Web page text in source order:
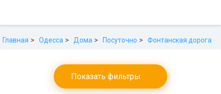
Главная Одесса Дома Посуточно Фонтанская дорога
Показать фильтры